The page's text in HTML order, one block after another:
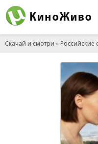
Скачай и смотри » Российские